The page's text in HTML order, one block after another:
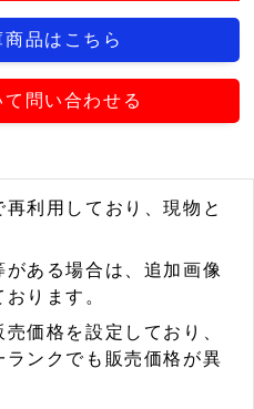
品はこちら
問い合わせる
再利用しており、現物と
がある場合は、追加画像
ります。
価格を設定しており、
ンクでも販売価格が異